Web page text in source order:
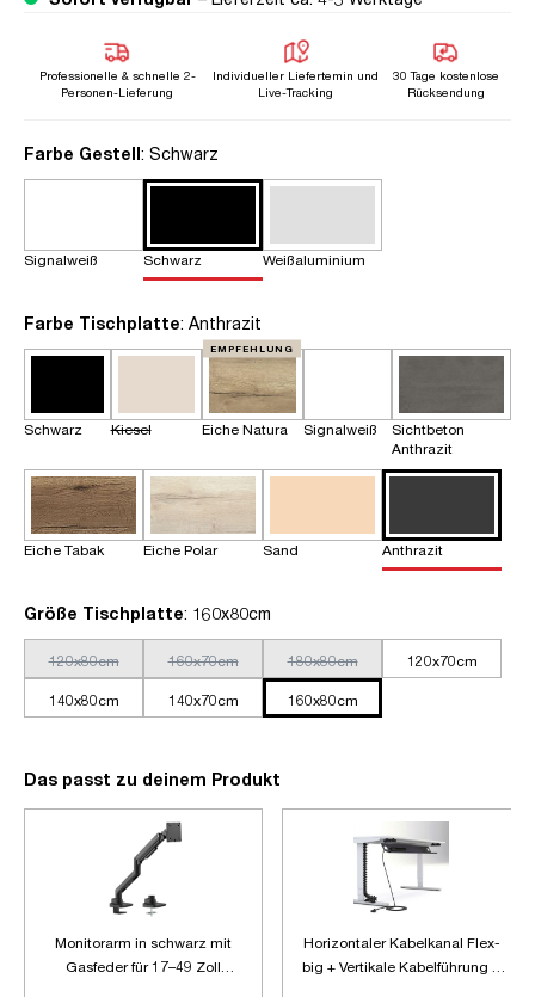
Professionelle & schnelle 2-
Personen-Lieferung
Individueller Liefertemin und
Live-Tracking
30 Tage kostenlose
Rücksendung
Farbe Gestellauswählen
: Schwarz
Signalweiß Schwarz Weißaluminium
Farbe Tischplatteauswählen
: Anthrazit
Schwarz Kiesel Eiche Natura
EMPFEHLUNG
Signalweiß
Sichtbeton
Anthrazit
Eiche Tabak Eiche Polar Sand Anthrazit
Größe Tischplatteauswählen
: 160x80cm
120x80cm 160x70cm 180x80cm 120x70cm
140x80cm 140x70cm 160x80cm
Das passt zu deinem Produkt
Monitorarm in schwarz mit
Gasfeder für 17–49 Zoll
Horizontaler Kabelkanal Flex-
big + Vertikale Kabelführung +